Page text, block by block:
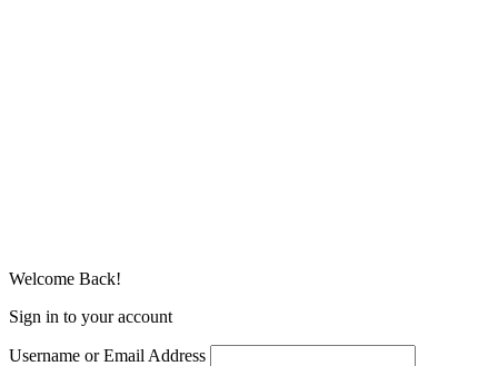
Welcome Back!
Sign in to your account
Username or Email Address